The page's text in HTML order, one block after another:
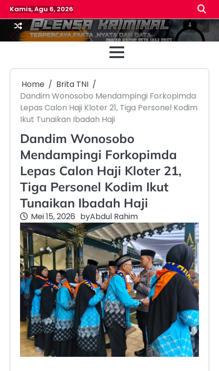
Skip
to
content
Kamis, Agu 6, 2026
Beranda
Home
Brita TNI
Dandim Wonosobo Mendampingi Forkopimda
Lepas Calon Haji Kloter 21, Tiga Personel Kodim
Ikut Tunaikan Ibadah Haji
Dandim Wonosobo
Mendampingi Forkopimda
Lepas Calon Haji Kloter 21,
Tiga Personel Kodim Ikut
Tunaikan Ibadah Haji
Mei 15, 2026 byAbdul Rahim